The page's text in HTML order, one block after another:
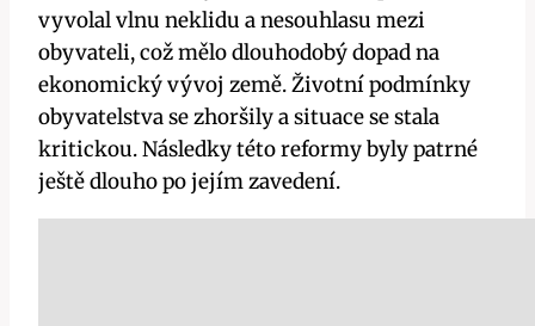
vyvolal vlnu neklidu a nesouhlasu mezi
obyvateli, což mělo dlouhodobý dopad na
ekonomický vývoj země. Životní podmínky
obyvatelstva se zhoršily a situace se stala
kritickou. Následky této reformy byly patrné
ještě dlouho po jejím zavedení.